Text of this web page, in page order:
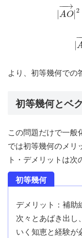
AO
−→
−
| 2
より、初等幾何での
初等幾何とベ
この問題だけで一般
では初等幾何のメリ
ト・デメリットは次
初等幾何
デメリット：補助
次々とあばき出し
いく知恵と経験が